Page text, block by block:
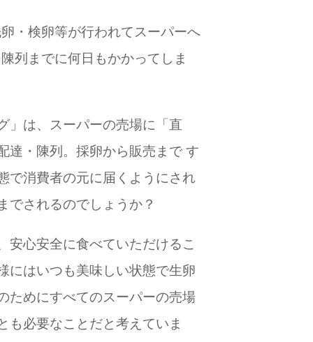
・検卵等が行われてスーパーへ
列までに何日もかかってしま
」は、スーパーの売場に「直
達・陳列。採卵から販売まで す
で消費者の元に届くようにされ
でされるのでしょうか？
安心安全に食べていただけるこ
にはいつも美味しい状態で生卵
ためにすべてのスーパーの売場
も必要なことだと考えていま